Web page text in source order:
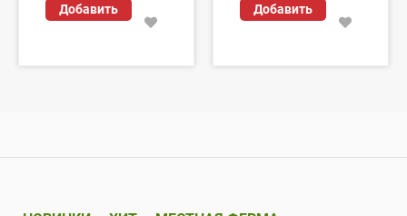
Добавить
Добавить